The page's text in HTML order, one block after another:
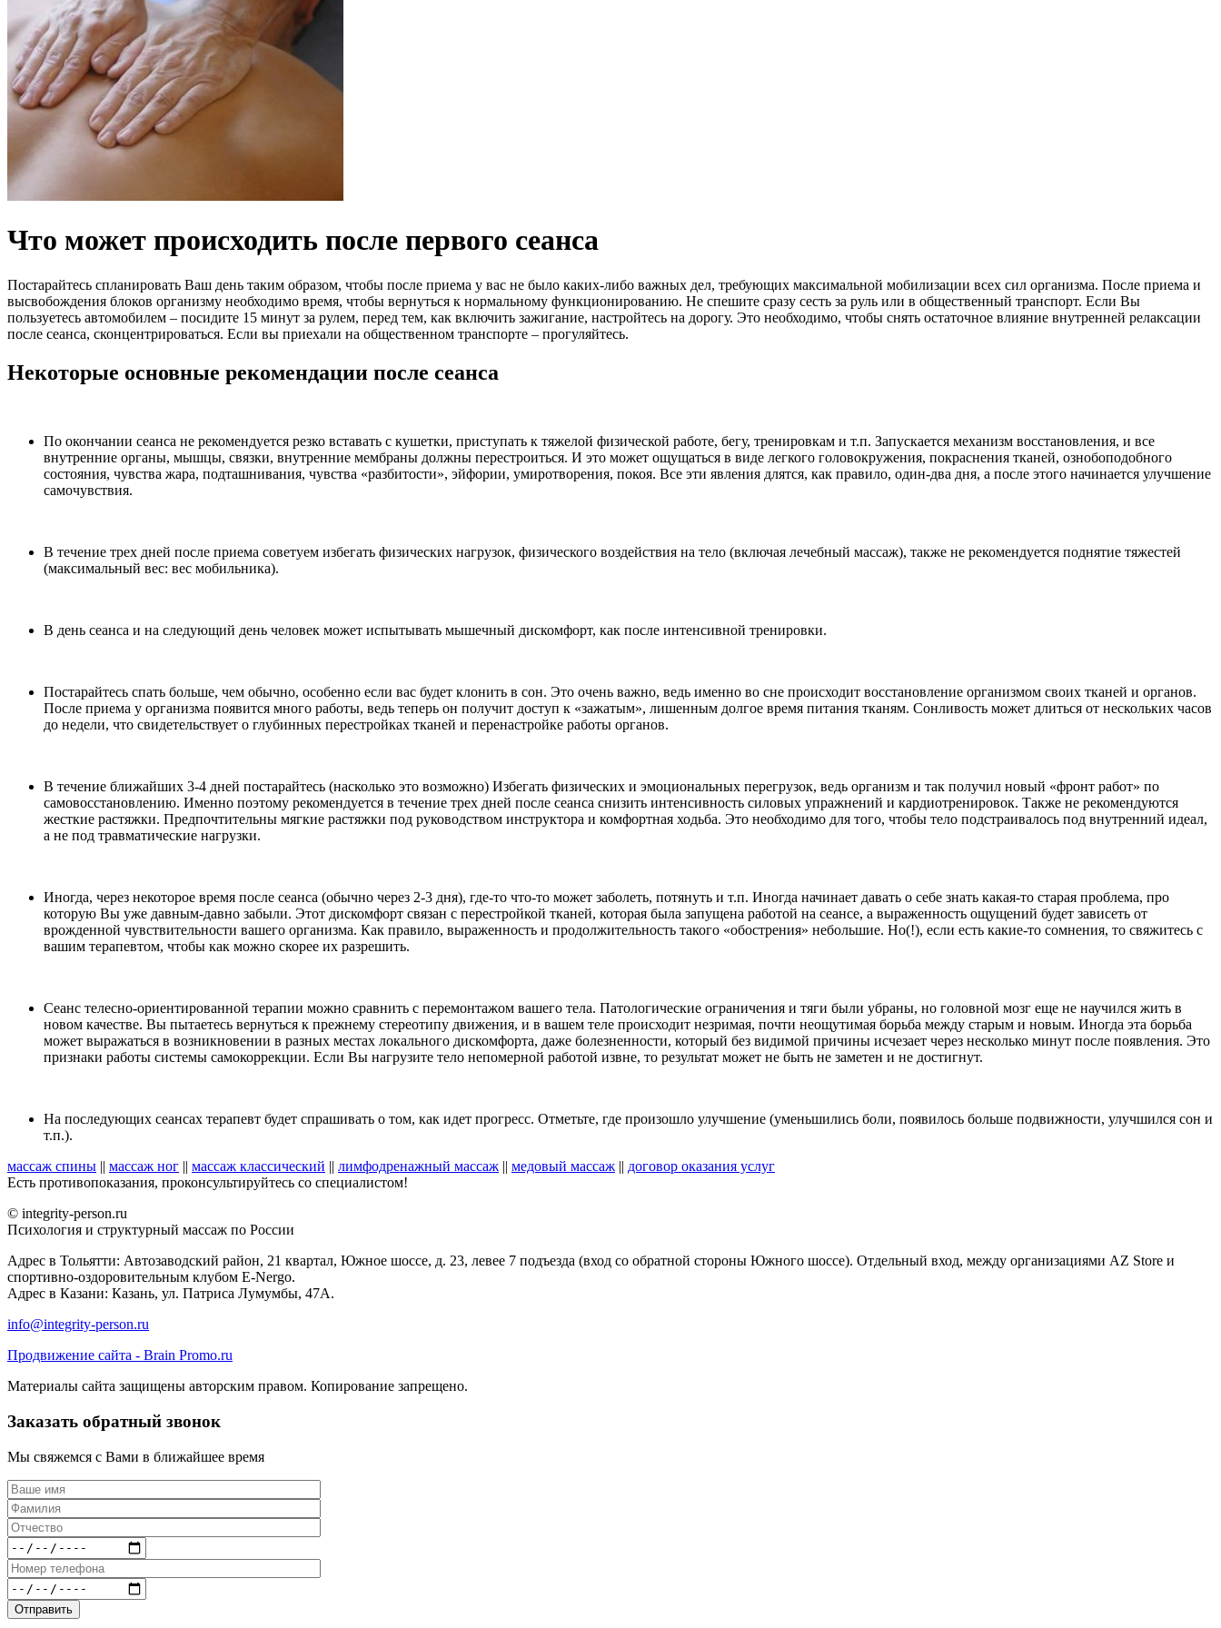
Что может происходить после первого сеанса
Постарайтесь спланировать Ваш день таким образом, чтобы после приема у вас не было каких-либо важных дел, требующих максимальной мобилизации всех сил организма. После приема и
высвобождения блоков организму необходимо время, чтобы вернуться к нормальному функционированию. Не спешите сразу сесть за руль или в общественный транспорт. Если Вы
пользуетесь автомобилем – посидите 15 минут за рулем, перед тем, как включить зажигание, настройтесь на дорогу. Это необходимо, чтобы снять остаточное влияние внутренней релаксации
после сеанса, сконцентрироваться. Если вы приехали на общественном транспорте – прогуляйтесь.
Некоторые основные рекомендации после сеанса
По окончании сеанса не рекомендуется резко вставать с кушетки, приступать к тяжелой физической работе, бегу, тренировкам и т.п. Запускается механизм восстановления, и все
внутренние органы, мышцы, связки, внутренние мембраны должны перестроиться. И это может ощущаться в виде легкого головокружения, покраснения тканей, ознобоподобного
состояния, чувства жара, подташнивания, чувства «разбитости», эйфории, умиротворения, покоя. Все эти явления длятся, как правило, один-два дня, а после этого начинается улучшение
самочувствия.
В течение трех дней после приема советуем избегать физических нагрузок, физического воздействия на тело (включая лечебный массаж), также не рекомендуется поднятие тяжестей
(максимальный вес: вес мобильника).
В день сеанса и на следующий день человек может испытывать мышечный дискомфорт, как после интенсивной тренировки.
Постарайтесь спать больше, чем обычно, особенно если вас будет клонить в сон. Это очень важно, ведь именно во сне происходит восстановление организмом своих тканей и органов.
После приема у организма появится много работы, ведь теперь он получит доступ к «зажатым», лишенным долгое время питания тканям. Сонливость может длиться от нескольких часов
до недели, что свидетельствует о глубинных перестройках тканей и перенастройке работы органов.
В течение ближайших 3-4 дней постарайтесь (насколько это возможно) Избегать физических и эмоциональных перегрузок, ведь организм и так получил новый «фронт работ» по
самовосстановлению. Именно поэтому рекомендуется в течение трех дней после сеанса снизить интенсивность силовых упражнений и кардиотренировок. Также не рекомендуются
жесткие растяжки. Предпочтительны мягкие растяжки под руководством инструктора и комфортная ходьба. Это необходимо для того, чтобы тело подстраивалось под внутренний идеал,
а не под травматические нагрузки.
Иногда, через некоторое время после сеанса (обычно через 2-3 дня), где-то что-то может заболеть, потянуть и т.п. Иногда начинает давать о себе знать какая-то старая проблема, про
которую Вы уже давным-давно забыли. Этот дискомфорт связан с перестройкой тканей, которая была запущена работой на сеансе, а выраженность ощущений будет зависеть от
врожденной чувствительности вашего организма. Как правило, выраженность и продолжительность такого «обострения» небольшие. Но(!), если есть какие-то сомнения, то свяжитесь с
вашим терапевтом, чтобы как можно скорее их разрешить.
Сеанс телесно-ориентированной терапии можно сравнить с перемонтажом вашего тела. Патологические ограничения и тяги были убраны, но головной мозг еще не научился жить в
новом качестве. Вы пытаетесь вернуться к прежнему стереотипу движения, и в вашем теле происходит незримая, почти неощутимая борьба между старым и новым. Иногда эта борьба
может выражаться в возникновении в разных местах локального дискомфорта, даже болезненности, который без видимой причины исчезает через несколько минут после появления. Это
признаки работы системы самокоррекции. Если Вы нагрузите тело непомерной работой извне, то результат может не быть не заметен и не достигнут.
На последующих сеансах терапевт будет спрашивать о том, как идет прогресс. Отметьте, где произошло улучшение (уменьшились боли, появилось больше подвижности, улучшился сон и
т.п.).
массаж спины || массаж ног || массаж классический || лимфодренажный массаж || медовый массаж || договор оказания услуг
Есть противопоказания, проконсультируйтесь со специалистом!
© integrity-person.ru
Психология и структурный массаж по России
Адрес в Тольятти: Автозаводский район, 21 квартал, Южное шоссе, д. 23, левее 7 подъезда (вход со обратной стороны Южного шоссе). Отдельный вход, между организациями AZ Store и
спортивно-оздоровительным клубом E-Nergo.
Адрес в Казани: Казань, ул. Патриса Лумумбы, 47А.
info@integrity-person.ru
Продвижение сайта - Brain Promo.ru
Материалы сайта защищены авторским правом. Копирование запрещено.
Заказать обратный звонок
Мы свяжемся с Вами в ближайшее время